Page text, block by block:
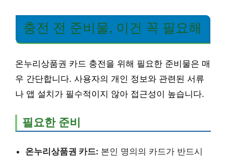
충전 전 준비물, 이건 꼭 필요해
온누리상품권 카드 충전을 위해 필요한 준비물은 매
우 간단합니다. 사용자의 개인 정보와 관련된 서류
나 앱 설치가 필수적이지 않아 접근성이 높습니다.
필요한 준비
온누리상품권 카드: 본인 명의의 카드가 반드시